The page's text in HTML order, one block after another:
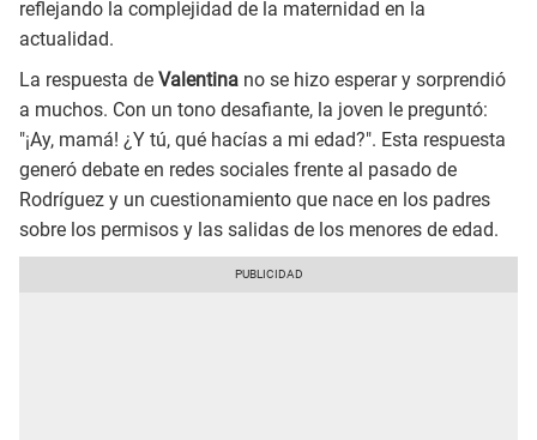
reflejando la complejidad de la maternidad en la
actualidad.
La respuesta de Valentina no se hizo esperar y sorprendió
a muchos. Con un tono desafiante, la joven le preguntó:
"¡Ay, mamá! ¿Y tú, qué hacías a mi edad?". Esta respuesta
generó debate en redes sociales frente al pasado de
Rodríguez y un cuestionamiento que nace en los padres
sobre los permisos y las salidas de los menores de edad.